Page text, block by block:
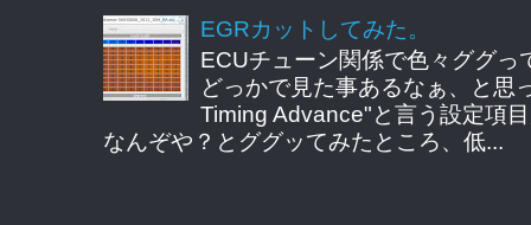
EGRカットしてみた。
ECUチューン関係で色々ググ
どっかで見た事あるなぁ、と
Timing Advance"と言う設定項
なんぞや？とググッてみたところ、低...